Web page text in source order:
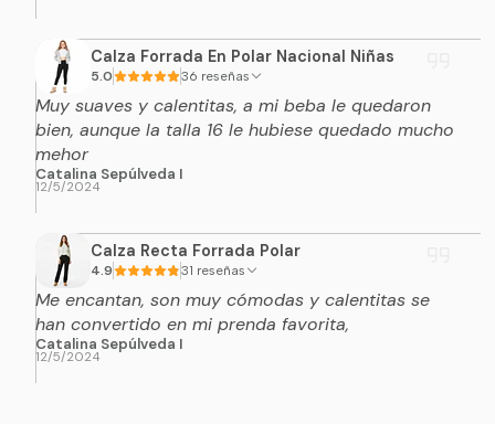
Calza Forrada En Polar Nacional Niñas
5.0 36 reseñas
Muy suaves y calentitas, a mi beba le quedaron
bien, aunque la talla 16 le hubiese quedado mucho
mehor
Catalina Sepúlveda I
12/5/2024
Calza Recta Forrada Polar
4.9 31 reseñas
Me encantan, son muy cómodas y calentitas se
han convertido en mi prenda favorita,
Catalina Sepúlveda I
12/5/2024